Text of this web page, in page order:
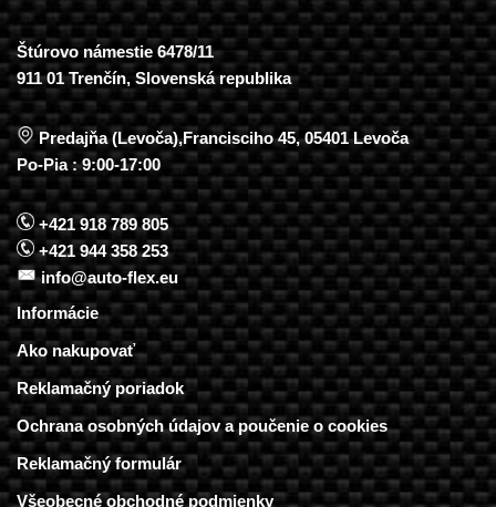
Štúrovo námestie 6478/11
911 01 Trenčín, Slovenská republika
Predajňa (Levoča),Francisciho 45, 05401 Levoča
Po-Pia : 9:00-17:00
+421 918 789 805
+421 944 358 253
info@auto-flex.eu
Informácie
Ako nakupovať
Reklamačný poriadok
Ochrana osobných údajov a poučenie o cookies
Reklamačný formulár
Všeobecné obchodné podmienky